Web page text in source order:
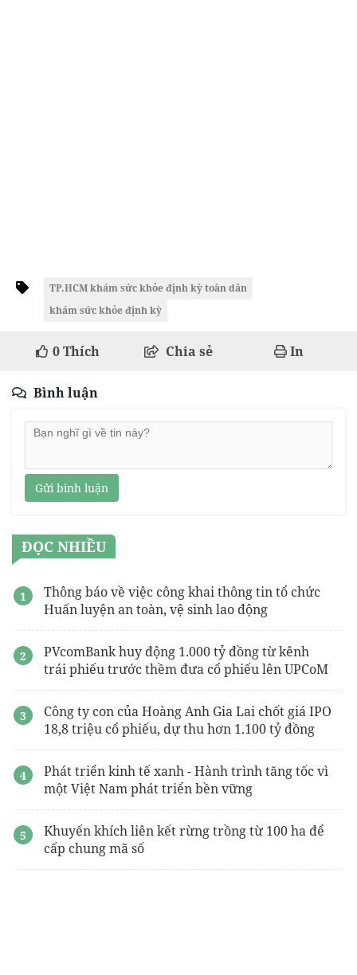
TP.HCM khám sức khỏe định kỳ toàn dân
khám sức khỏe định kỳ
0Thích Chia sẻ In
Bình luận
Gửi bình luận
ĐỌC NHIỀU
Thông báo về việc công khai thông tin tổ chức
Huấn luyện an toàn, vệ sinh lao động
PVcomBank huy động 1.000 tỷ đồng từ kênh
trái phiếu trước thềm đưa cổ phiếu lên UPCoM
Công ty con của Hoàng Anh Gia Lai chốt giá IPO
18,8 triệu cổ phiếu, dự thu hơn 1.100 tỷ đồng
Phát triển kinh tế xanh - Hành trình tăng tốc vì
một Việt Nam phát triển bền vững
Khuyến khích liên kết rừng trồng từ 100 ha để
cấp chung mã số